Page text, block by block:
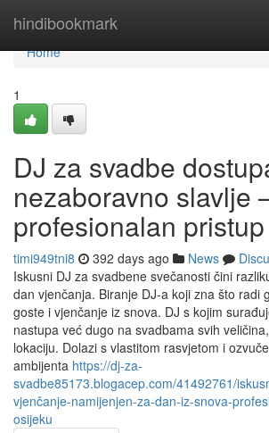
hindibookmark
Home
Home
1
DJ za svadbe
nezaboravno slavlje
profesionalan
timi949tni8 392 days ago News
Iskusni DJ za svadbene svečanosti čini
dan vjenčanja. Biranje DJ-a koji zna što radi
goste i vjenčanje iz snova. DJ s kojim
nastupa već dugo na svadbama svih
lokaciju. Dolazi s vlastitom rasvjetom i
ambijenta https://dj-za-
svadbe85173.blogacep.com/41492761/
vjenčanje-namijenjen-za-dan-iz-snova-
osijeku